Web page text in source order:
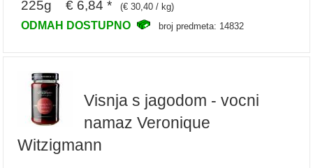
225g € 6,84 * (€ 30,40 / kg)
ODMAH DOSTUPNO broj predmeta: 14832
Visnja s jagodom - vocni
namaz Veronique
Witzigmann